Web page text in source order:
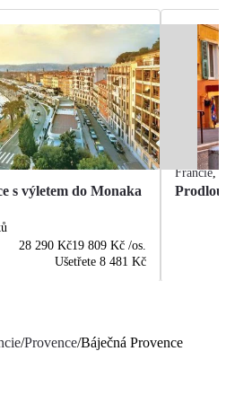
s výletem do Monaka
28 290 Kč19 809 Kč /os.
Ušetřete 8 481 Kč
Francie,
/Provence/Báječná Provence